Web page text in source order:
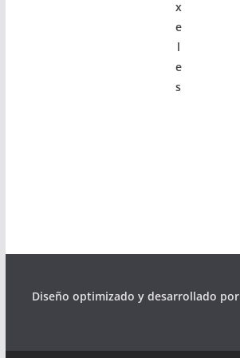
x
e
l
e
s
Diseño optimizado y desarrollado por